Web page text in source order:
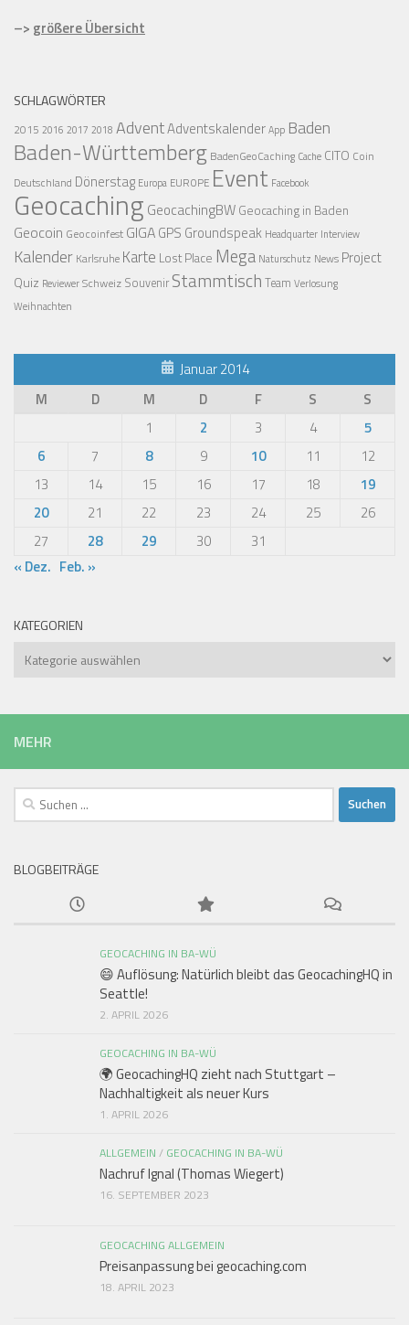
–> größere Übersicht
SCHLAGWÖRTER
2015 2016 2017 2018 AdventAdventskalenderApp Baden
Baden-Württemberg BadenGeoCaching Cache CITO Coin
Deutschland Dönerstag Europa EUROPE Event Facebook
Geocaching GeocachingBW Geocaching in Baden
Geocoin Geocoinfest GIGAGPS Groundspeak Headquarter Interview
Kalender Karlsruhe Karte Lost Place Mega Naturschutz News Project
Quiz ReviewerSchweiz Souvenir Stammtisch Team Verlosung
Weihnachten
Januar 2014
M
D M D F S
S
1
2 3 4
5
6
7 8 9 10 11
12
13
14 15 16 17 18
19
20
21 22 23 24 25
26
27
28 29 30
31
« Dez. Feb. »
KATEGORIEN
Kategorien
MEHR
Suchen
nach:
BLOGBEITRÄGE
GEOCACHING IN BA-WÜ
😄 Auflösung: Natürlich bleibt das GeocachingHQ in
Seattle!
2. APRIL 2026
GEOCACHING IN BA-WÜ
🌍 GeocachingHQ zieht nach Stuttgart –
Nachhaltigkeit als neuer Kurs
1. APRIL 2026
ALLGEMEIN / GEOCACHING IN BA-WÜ
Nachruf Ignal (Thomas Wiegert)
16. SEPTEMBER 2023
GEOCACHING ALLGEMEIN
Preisanpassung bei geocaching.com
18. APRIL 2023